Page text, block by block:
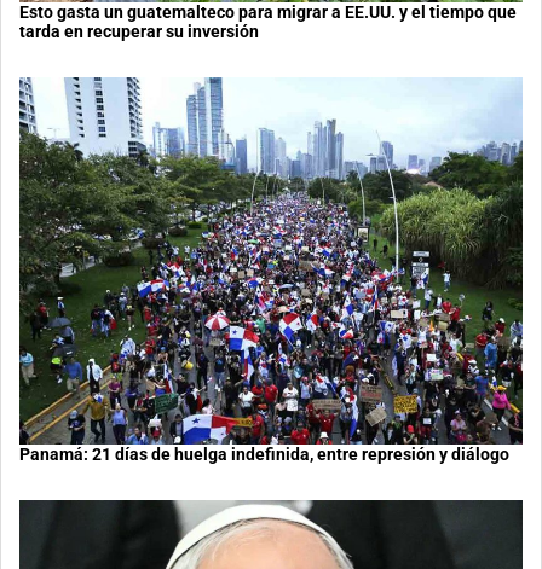
Esto gasta un guatemalteco para migrar a EE.UU. y el tiempo que
tarda en recuperar su inversión
Panamá: 21 días de huelga indefinida, entre represión y diálogo